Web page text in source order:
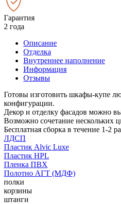
Гарантия
2 года
Описание
Отделка
Внутреннее наполнение
Информация
Отзывы
Готовы изготовить шкафы-купе
конфигурации.
Декор и отделку фасадов можно
Возможно сочетание нескольких
Бесплатная сборка в течение 1-2
ЛДСП
Пластик Alvic Luxe
Пластик HPL
Пленка ПВХ
Полотно АГТ (МДФ)
полки
корзины
штанги